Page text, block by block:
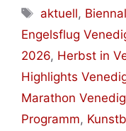
Schlagwörter
aktuell,
Engelsflug
2026, Herbst in
Highlights
Marathon Venedig
Programm,